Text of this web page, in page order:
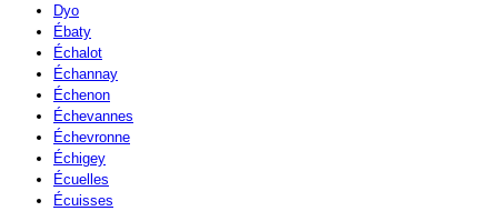
Dyo
Ébaty
Échalot
Échannay
Échenon
Échevannes
Échevronne
Échigey
Écuelles
Écuisses